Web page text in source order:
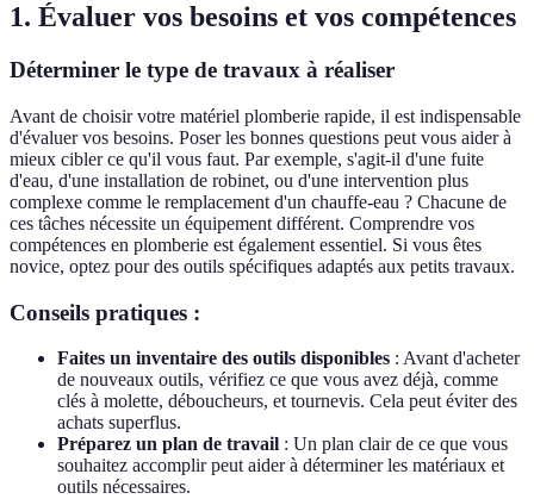
1. Évaluer vos besoins et vos compétences
Déterminer le type de travaux à réaliser
Avant de choisir votre matériel plomberie rapide, il est indispensable
d'évaluer vos besoins. Poser les bonnes questions peut vous aider à
mieux cibler ce qu'il vous faut. Par exemple, s'agit-il d'une fuite
d'eau, d'une installation de robinet, ou d'une intervention plus
complexe comme le remplacement d'un chauffe-eau ? Chacune de
ces tâches nécessite un équipement différent. Comprendre vos
compétences en plomberie est également essentiel. Si vous êtes
novice, optez pour des outils spécifiques adaptés aux petits travaux.
Conseils pratiques :
Faites un inventaire des outils disponibles : Avant d'acheter
de nouveaux outils, vérifiez ce que vous avez déjà, comme
clés à molette, déboucheurs, et tournevis. Cela peut éviter des
achats superflus.
Préparez un plan de travail : Un plan clair de ce que vous
souhaitez accomplir peut aider à déterminer les matériaux et
outils nécessaires.